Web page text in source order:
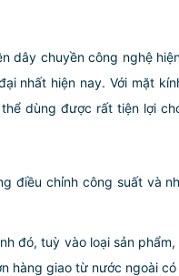
dây chuyền công nghệ
nhất hiện nay. Với mặt
dùng được rất tiện lợi
điều chỉnh công suất và
đó, tuỳ vào loại sản
hàng giao từ nước ngoài